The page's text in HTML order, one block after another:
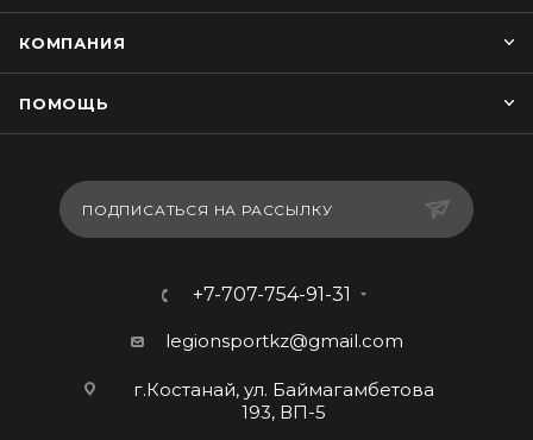
КОМПАНИЯ
ПОМОЩЬ
ПОДПИСАТЬСЯ НА РАССЫЛКУ
+7-707-754-91-31
legionsportkz@gmail.com
г.Костанай, ул. Баймагамбетова
193, ВП-5